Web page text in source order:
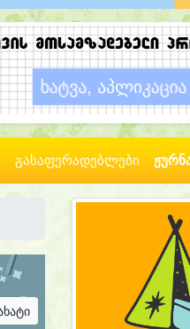
გასაფერადებლები